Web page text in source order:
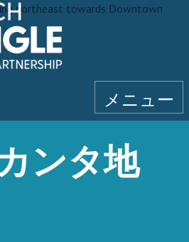
メニュー
ンタ地